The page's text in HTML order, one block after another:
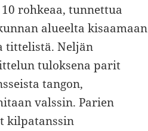
rohkeaa, tunnettua
alueelta kisaamaan
tittelistä. Neljän
tuloksena parit
tangon,
valssin. Parien
kilpatanssin